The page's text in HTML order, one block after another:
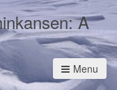
A
Menu